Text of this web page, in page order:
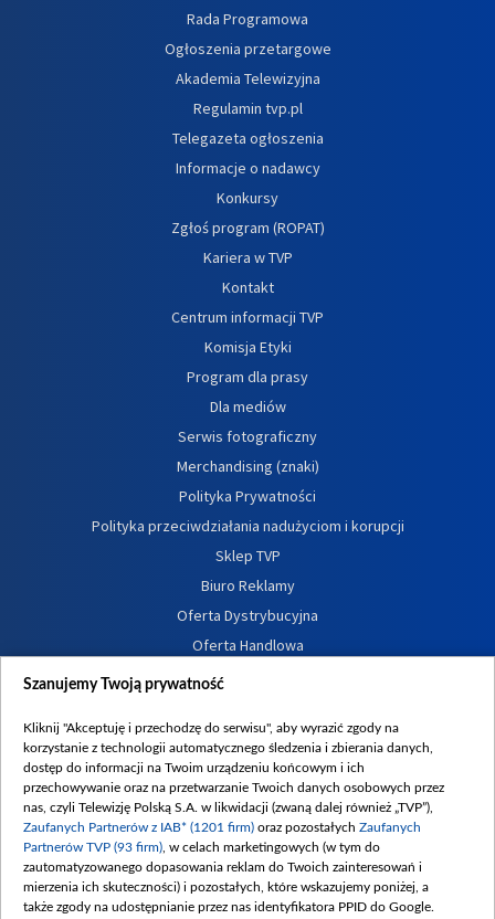
Rada Programowa
Ogłoszenia przetargowe
Akademia Telewizyjna
Regulamin tvp.pl
Telegazeta ogłoszenia
Informacje o nadawcy
Konkursy
Zgłoś program (ROPAT)
Kariera w TVP
Kontakt
Centrum informacji TVP
Komisja Etyki
Program dla prasy
Dla mediów
Serwis fotograficzny
Merchandising (znaki)
Polityka Prywatności
Polityka przeciwdziałania nadużyciom i korupcji
Sklep TVP
Biuro Reklamy
Oferta Dystrybucyjna
Oferta Handlowa
Dostępność
Procedura zgłoszeń wewnętrznych
Szanujemy Twoją prywatność
Kliknij "Akceptuję i przechodzę do serwisu", aby wyrazić zgody na
korzystanie z technologii automatycznego śledzenia i zbierania danych,
dostęp do informacji na Twoim urządzeniu końcowym i ich
przechowywanie oraz na przetwarzanie Twoich danych osobowych przez
nas, czyli Telewizję Polską S.A. w likwidacji (zwaną dalej również „TVP”),
Zaufanych Partnerów z IAB* (1201 firm) oraz pozostałych Zaufanych
Partnerów TVP (93 firm) , w celach marketingowych (w tym do
zautomatyzowanego dopasowania reklam do Twoich zainteresowań i
mierzenia ich skuteczności) i pozostałych, które wskazujemy poniżej, a
także zgody na udostępnianie przez nas identyfikatora PPID do Google.